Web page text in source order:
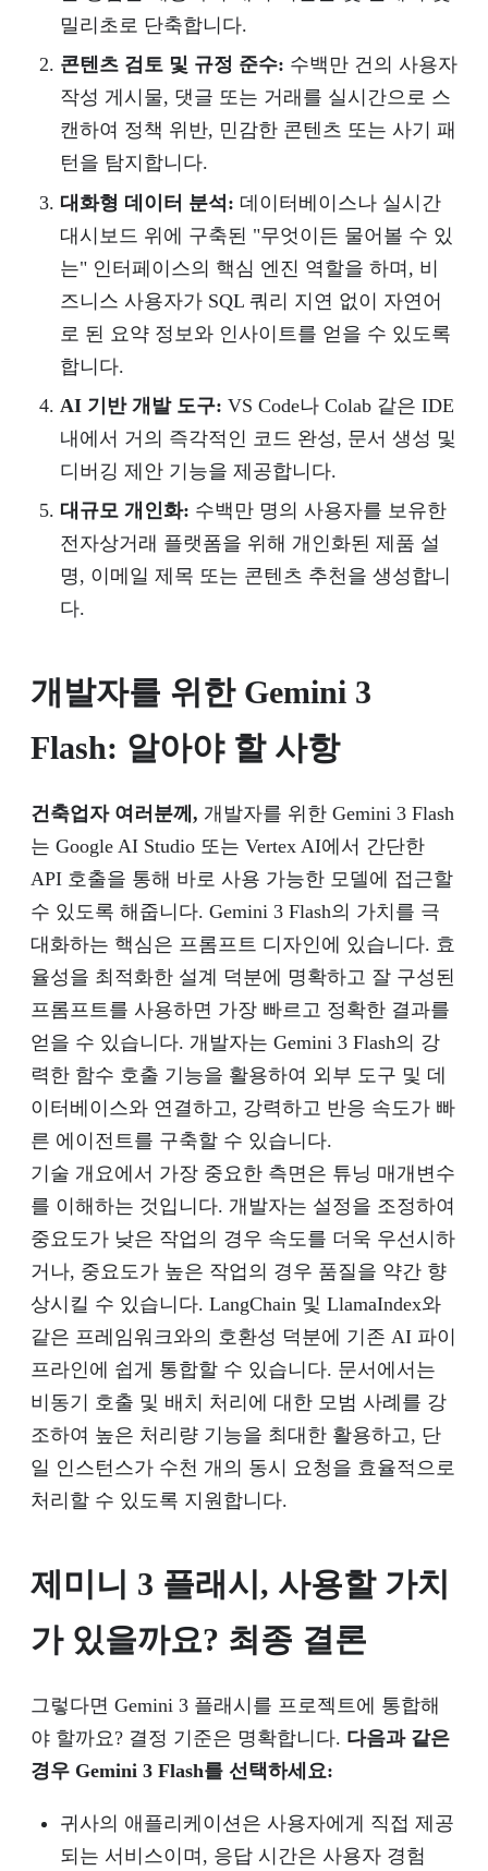
밀리초로 단축합니다.
콘텐츠 검토 및 규정 준수: 수백만 건의 사용자
작성 게시물, 댓글 또는 거래를 실시간으로 스
캔하여 정책 위반, 민감한 콘텐츠 또는 사기 패
턴을 탐지합니다.
대화형 데이터 분석: 데이터베이스나 실시간
대시보드 위에 구축된 "무엇이든 물어볼 수 있
는" 인터페이스의 핵심 엔진 역할을 하며, 비
즈니스 사용자가 SQL 쿼리 지연 없이 자연어
로 된 요약 정보와 인사이트를 얻을 수 있도록
합니다.
AI 기반 개발 도구: VS Code나 Colab 같은 IDE
내에서 거의 즉각적인 코드 완성, 문서 생성 및
디버깅 제안 기능을 제공합니다.
대규모 개인화: 수백만 명의 사용자를 보유한
전자상거래 플랫폼을 위해 개인화된 제품 설
명, 이메일 제목 또는 콘텐츠 추천을 생성합니
다.
개발자를 위한 Gemini 3
Flash: 알아야 할 사항
건축업자 여러분께, 개발자를 위한 Gemini 3 Flash
는 Google AI Studio 또는 Vertex AI에서 간단한
API 호출을 통해 바로 사용 가능한 모델에 접근할
수 있도록 해줍니다. Gemini 3 Flash의 가치를 극
대화하는 핵심은 프롬프트 디자인에 있습니다. 효
율성을 최적화한 설계 덕분에 명확하고 잘 구성된
프롬프트를 사용하면 가장 빠르고 정확한 결과를
얻을 수 있습니다. 개발자는 Gemini 3 Flash의 강
력한 함수 호출 기능을 활용하여 외부 도구 및 데
이터베이스와 연결하고, 강력하고 반응 속도가 빠
른 에이전트를 구축할 수 있습니다.
기술 개요에서 가장 중요한 측면은 튜닝 매개변수
를 이해하는 것입니다. 개발자는 설정을 조정하여
중요도가 낮은 작업의 경우 속도를 더욱 우선시하
거나, 중요도가 높은 작업의 경우 품질을 약간 향
상시킬 수 있습니다. LangChain 및 LlamaIndex와
같은 프레임워크와의 호환성 덕분에 기존 AI 파이
프라인에 쉽게 통합할 수 있습니다. 문서에서는
비동기 호출 및 배치 처리에 대한 모범 사례를 강
조하여 높은 처리량 기능을 최대한 활용하고, 단
일 인스턴스가 수천 개의 동시 요청을 효율적으로
처리할 수 있도록 지원합니다.
제미니 3 플래시, 사용할 가치
가 있을까요? 최종 결론
그렇다면 Gemini 3 플래시를 프로젝트에 통합해
야 할까요? 결정 기준은 명확합니다. 다음과 같은
경우 Gemini 3 Flash를 선택하세요:
귀사의 애플리케이션은 사용자에게 직접 제공
되는 서비스이며, 응답 시간은 사용자 경험